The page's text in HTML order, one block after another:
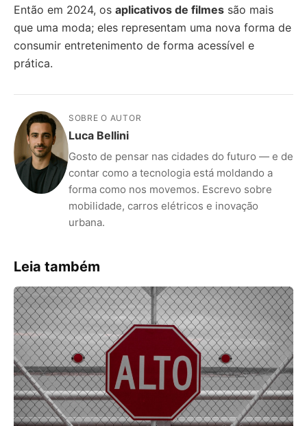
Então em 2024, os aplicativos de filmes são mais
que uma moda; eles representam uma nova forma de
consumir entretenimento de forma acessível e
prática.
SOBRE O AUTOR
Luca Bellini
Gosto de pensar nas cidades do futuro — e de
contar como a tecnologia está moldando a
forma como nos movemos. Escrevo sobre
mobilidade, carros elétricos e inovação
urbana.
Leia também